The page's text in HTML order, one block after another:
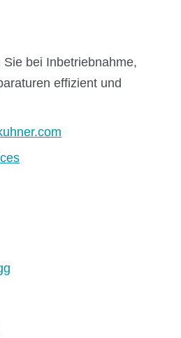
bei Inbetriebnahme,
effizient und